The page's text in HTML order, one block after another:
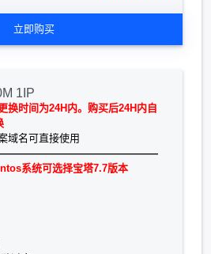
立即购买
1IP
换时间为24H内。购买后24H内自
域名可直接使用
系统可选择宝塔7.7版本